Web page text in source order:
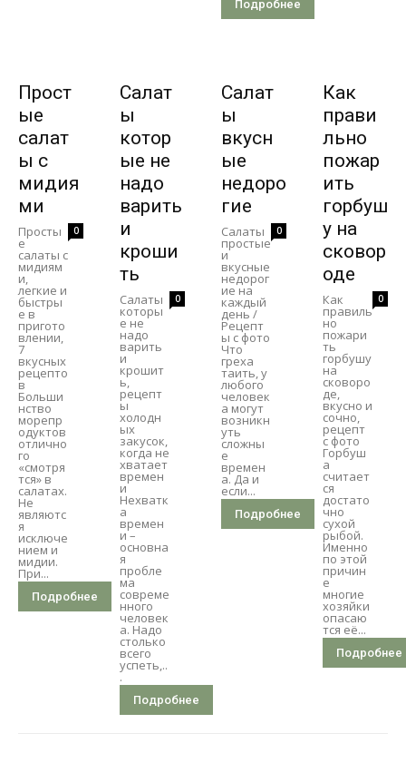
Подробнее
Прост
ые
салат
ы с
мидия
ми
0
Просты
е
салаты с
мидиям
и,
легкие и
быстры
е в
пригото
влении,
7
вкусных
рецепто
в
Больши
нство
морепр
одуктов
отлично
го
«смотря
тся» в
салатах.
Не
являютс
я
исключе
нием и
мидии.
При...
Подробнее
Салат
ы
котор
ые не
надо
варить
и
кроши
ть
0
Салаты
которы
е не
надо
варить
и
крошит
ь,
рецепт
ы
холодн
ых
закусок,
когда не
хватает
времен
и
Нехватк
а
времен
и –
основна
я
пробле
ма
совреме
нного
человек
а. Надо
столько
всего
успеть,..
.
Подробнее
Салат
ы
вкусн
ые
недоро
гие
0
Салаты
простые
и
вкусные
недорог
ие на
каждый
день /
Рецепт
ы с фото
Что
греха
таить, у
любого
человек
а могут
возникн
уть
сложны
е
времен
а. Да и
если...
Подробнее
Как
прави
льно
пожар
ить
горбуш
у на
сковор
оде
0
Как
правиль
но
пожари
ть
горбушу
на
сковоро
де,
вкусно и
сочно,
рецепт
с фото
Горбуш
а
считает
ся
достато
чно
сухой
рыбой.
Именно
по этой
причин
е
многие
хозяйки
опасаю
тся её...
Подробнее